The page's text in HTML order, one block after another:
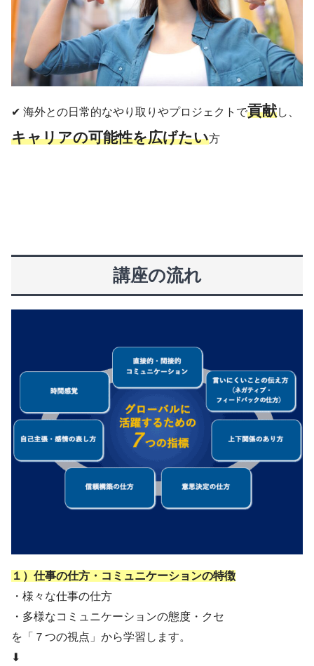
✔︎ 海外との日常的なやり取りやプロジェクトで貢献し、
キャリアの可能性を広げたい方
講座の流れ
１）仕事の仕方・コミュニケーションの特徴
・様々な仕事の仕方
・多様なコミュニケーションの態度・クセ
を「７つの視点」から学習します。
⬇︎